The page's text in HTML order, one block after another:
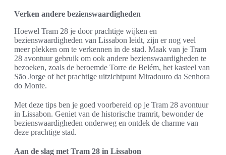
Verken andere bezienswaardigheden
Hoewel Tram 28 je door prachtige wijken en
bezienswaardigheden van Lissabon leidt, zijn er nog veel
meer plekken om te verkennen in de stad. Maak van je Tram
28 avontuur gebruik om ook andere bezienswaardigheden te
bezoeken, zoals de beroemde Torre de Belém, het kasteel van
São Jorge of het prachtige uitzichtpunt Miradouro da Senhora
do Monte.
Met deze tips ben je goed voorbereid op je Tram 28 avontuur
in Lissabon. Geniet van de historische tramrit, bewonder de
bezienswaardigheden onderweg en ontdek de charme van
deze prachtige stad.
Aan de slag met Tram 28 in Lissabon